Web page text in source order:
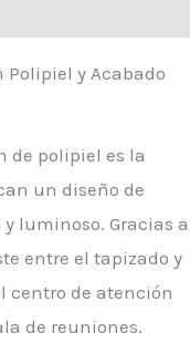
Polipiel y Acabado
de polipiel es la
un diseño de
luminoso. Gracias a
entre el tapizado y
centro de atención
de reuniones.